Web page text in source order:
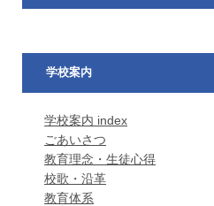
学校案内
学校案内 index
ごあいさつ
教育理念・生徒心得
校歌・沿革
教育体系